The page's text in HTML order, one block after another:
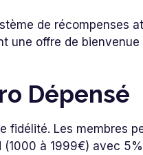
de
offre de
Dépensé
fidélité. Les membres
à 1999€) avec